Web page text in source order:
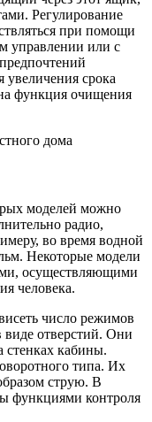
Регулирование
при помощи
управлении или с
увеличения срока
функция очищения
моделей можно
радио,
во время водной
Некоторые модели
осуществляющими
человека.
число режимов
отверстий. Они
стенках кабины.
типа. Их
струю. В
функциями контроля